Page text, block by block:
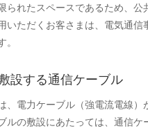
られたスペースであるため、
いただくお客さまは、電気通
。
設する通信ケーブル
、電力ケーブル（強電流電線
ルの敷設にあたっては、通信